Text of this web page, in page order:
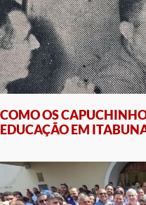
COMO OS
EDUCAÇÃO EM